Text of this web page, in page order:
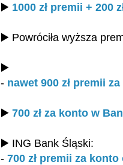
▶️ 1000 zł premii + 200
▶️ Powróciła wyższa
▶️
- nawet 900 zł premii
▶️ 700 zł za konto w
▶️ ING Bank Śląski:
- 700 zł premii za